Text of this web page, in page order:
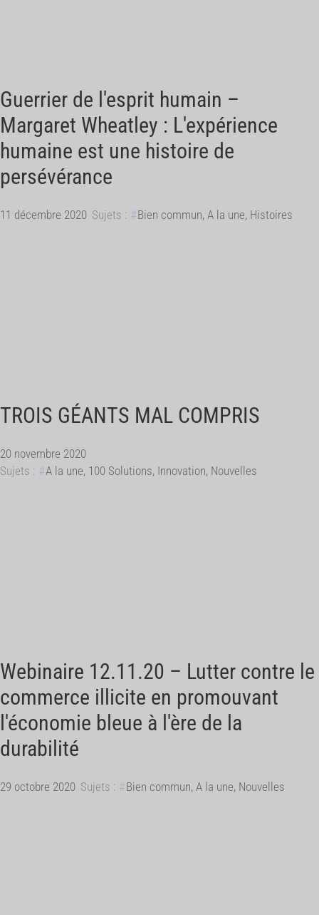
Guerrier de l'esprit humain –
Margaret Wheatley : L'expérience
humaine est une histoire de
persévérance
11 décembre 2020 Sujets : Bien commun, A la une, Histoires
TROIS GÉANTS MAL COMPRIS
20 novembre 2020
Sujets :
A la une, 100 Solutions, Innovation, Nouvelles
Webinaire 12.11.20 – Lutter contre le
commerce illicite en promouvant
l'économie bleue à l'ère de la
durabilité
29 octobre 2020 Sujets : Bien commun, A la une, Nouvelles